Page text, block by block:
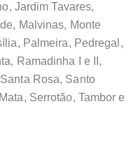
Jardim Tavares,
Malvinas, Monte
Palmeira, Pedregal,
Ramadinha I e II,
Rosa, Santo
Serrotão, Tambor e